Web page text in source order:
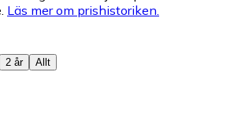
Läs mer om prishistoriken.
2 år Allt